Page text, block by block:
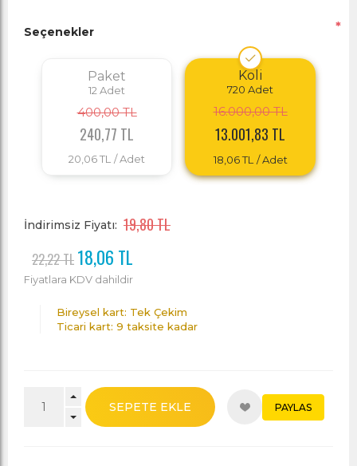
Seçenekler *
Paket
12 Adet
400,00 TL
240,77 TL
20,06 TL / Adet
Koli
720 Adet
16.000,00 TL
13.001,83 TL
18,06 TL / Adet
İndirimsiz Fiyatı: 19,80 TL
22,22 TL 18,06 TL
Fiyatlara KDV dahildir
Bireysel kart: Tek Çekim
Ticari kart: 9 taksite kadar
SEPETE EKLE PAYLAS